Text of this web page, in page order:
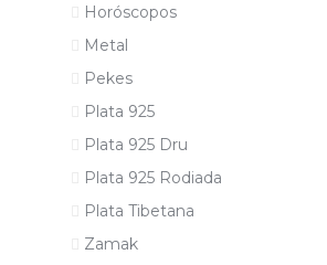
Horóscopos
Metal
Pekes
Plata 925
Plata 925 Dru
Plata 925 Rodiada
Plata Tibetana
Zamak